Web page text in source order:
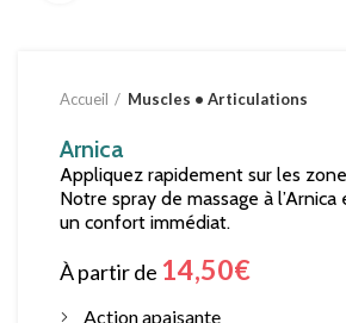
Accueil Muscles • Articulations
Arnica
Appliquez rapidement sur les
Notre spray de massage à
un confort immédiat.
À partir de 14,50€
Action apaisante